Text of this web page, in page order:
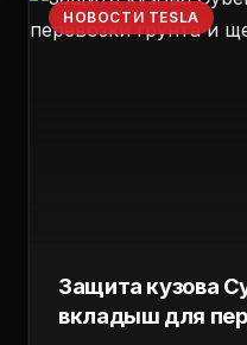
НОВОСТИ TESLA
Защита кузова
вкладыш для